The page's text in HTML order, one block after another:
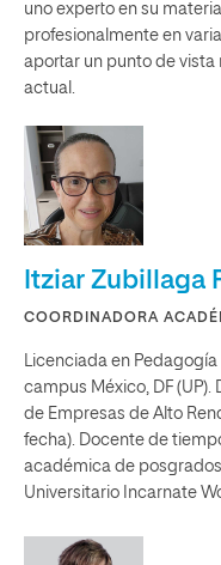
uno experto en su
profesionalmente en
aportar un punto de vista
actual.
Itziar Zubillaga
COORDINADORA
Licenciada en
campus México, DF
de Empresas de Alto
fecha). Docente de
académica de
Universitario Incarnate